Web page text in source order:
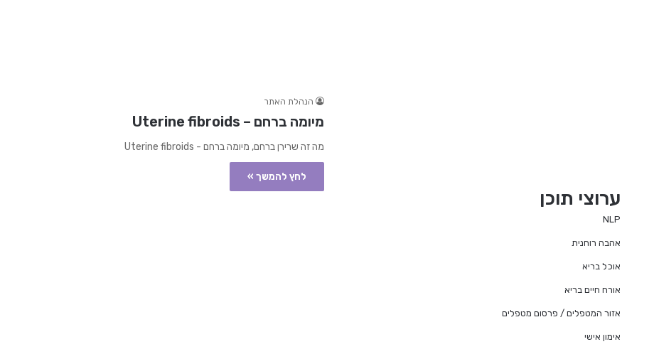
הנהלת האתר
מיומה ברחם – Uterine fibroids
מה זה שרירן ברחם, מיומה ברחם - Uterine fibroids
לחץ להמשך »
ערוצי תוכן
NLP
אהבה רוחנית
אוכל בריא
אורח חיים בריא
אזור המטפלים / פרסום מטפלים
אימון אישי